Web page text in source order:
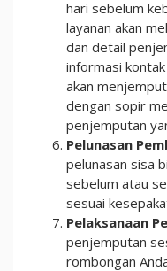
hari sebelum
layanan akan
dan detail
informasi
akan
dengan sopir
penjemputan
Pelunasan
pelunasan sisa
sebelum atau
sesuai
Pelaksanaan
penjemputan
rombongan